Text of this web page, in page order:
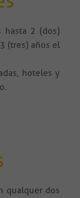
hasta 2 (dos)
(tres) años el
hoteles y
qualquer dos